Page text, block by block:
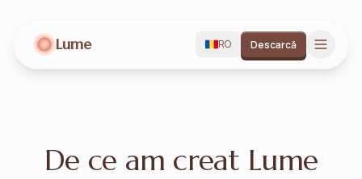
Lume RO Descarcă
De ce am creat Lume